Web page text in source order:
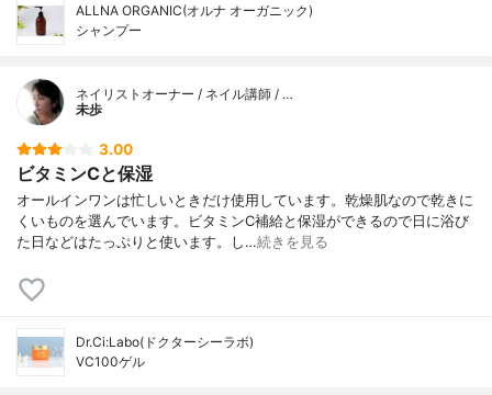
ALLNA ORGANIC(オルナ オーガニック)
シャンプー
ネイリストオーナー / ネイル講師 / …
未歩
3.00
ビタミンCと保湿
オールインワンは忙しいときだけ使用しています。乾燥肌なので乾きに
くいものを選んでいます。ビタミンC補給と保湿ができるので日に浴び
た日などはたっぷりと使います。し…続きを見る
Dr.Ci:Labo(ドクターシーラボ)
VC100ゲル